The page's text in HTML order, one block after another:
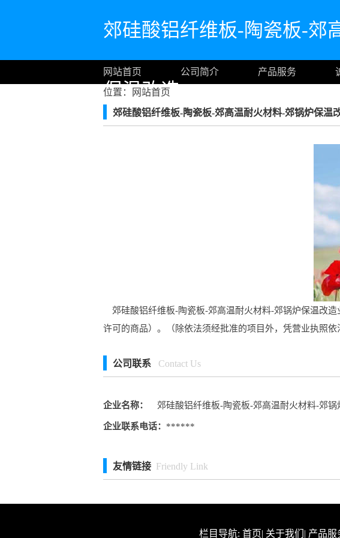
郊硅酸铝纤维板-陶瓷板-郊
保温改造
网站首页 公司简介 产品服务
位置：
网站首页
郊硅酸铝纤维板-陶瓷板-郊高温耐火材料-郊锅炉保温
郊硅酸铝纤维板-陶瓷板-郊高温耐火材料-郊锅炉保温改
许可的商品）。（除依法须经批准的项目外，凭营业执照依
公司联系 Contact Us
企业名称： 郊硅酸铝纤维板-陶瓷板-郊高温耐火材料-郊锅
企业联系电话： ******
友情链接 Friendly Link
栏目导航: 首页| 关于我们 | 产品服